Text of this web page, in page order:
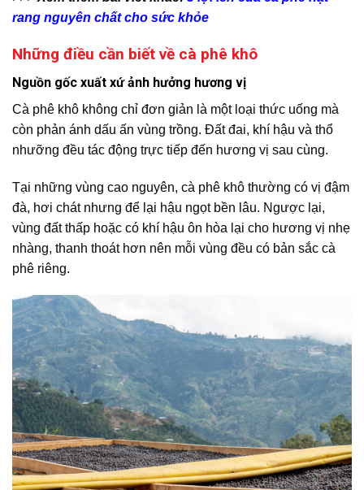
rang nguyên chất cho sức khỏe
Những điều cần biết về cà phê khô
Nguồn gốc xuất xứ ảnh hưởng hương vị
Cà phê khô không chỉ đơn giản là một loại thức uống mà
còn phản ánh dấu ấn vùng trồng. Đất đai, khí hậu và thổ
nhưỡng đều tác động trực tiếp đến hương vị sau cùng.
Tại những vùng cao nguyên, cà phê khô thường có vị đậm
đà, hơi chát nhưng để lại hậu ngọt bền lâu. Ngược lại,
vùng đất thấp hoặc có khí hậu ôn hòa lại cho hương vị nhẹ
nhàng, thanh thoát hơn nên mỗi vùng đều có bản sắc cà
phê riêng.